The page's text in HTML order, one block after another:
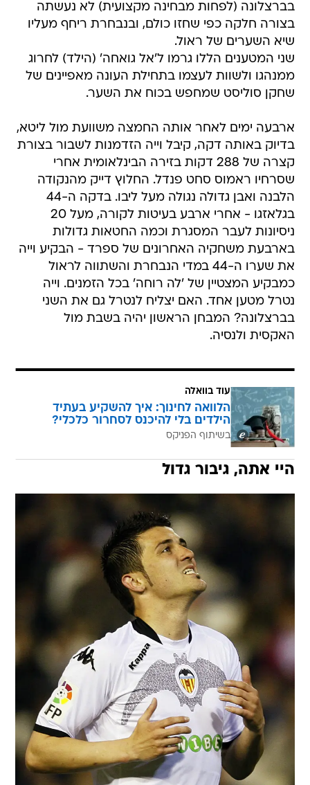
בברצלונה (לפחות מבחינה מקצועית) לא נעשתה
בצורה חלקה כפי שחזו כולם, ובנבחרת ריחף מעליו
שיא השערים של ראול.
שני המטענים הללו גרמו ל'אל גואחה' (הילד) לחרוג
ממנהגו ולשוות לעצמו בתחילת העונה מאפיינים של
שחקן סוליסט שמחפש בכוח את השער.
ארבעה ימים לאחר אותה החמצה משוועת מול ליטא,
בדיוק באותה דקה, קיבל וייה הזדמנות לשבור בצורת
קצרה של 288 דקות בזירה הבינלאומית אחרי
שסרחיו ראמוס סחט פנדל. החלוץ דייק מהנקודה
הלבנה ואבן גדולה נגולה מעל ליבו. בדקה ה-44
בגלאזגו - אחרי ארבע בעיטות לקורה, מעל 20
ניסיונות לעבר המסגרת וכמה החטאות גדולות
בארבעת משחקיה האחרונים של ספרד - הבקיע וייה
את שערו ה-44 במדי הנבחרת והשתווה לראול
כמבקיע המצטיין של 'לה רוחה' בכל הזמנים. וייה
נטרל מטען אחד. האם יצליח לנטרל גם את השני
בברצלונה? המבחן הראשון יהיה בשבת מול
האקסית ולנסיה.
עוד בוואלה
הלוואה לחינוך: איך להשקיע בעתיד
הילדים בלי להיכנס לסחרור כלכלי?
בשיתוף הפניקס
היי אתה, גיבור גדול